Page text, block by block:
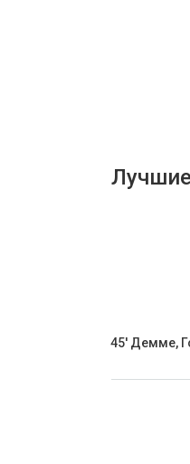
45' Демме,